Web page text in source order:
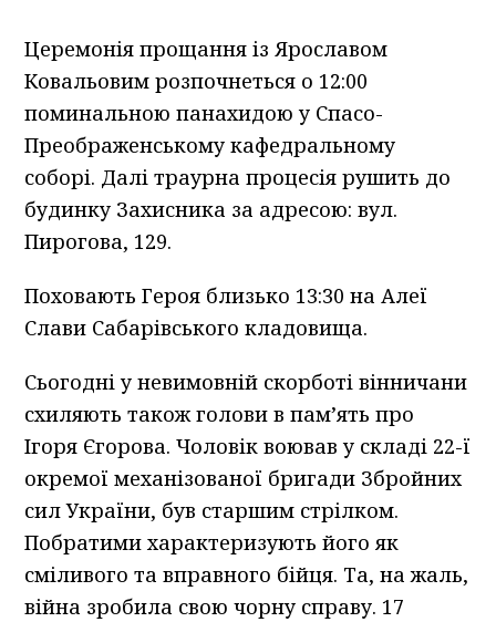
Церемонія прощання із Ярославом
Ковальовим розпочнеться о 12:00
поминальною панахидою у Спасо-
Преображенському кафедральному
соборі. Далі траурна процесія рушить до
будинку Захисника за адресою: вул.
Пирогова, 129.
Поховають Героя близько 13:30 на Алеї
Слави Сабарівського кладовища.
Сьогодні у невимовній скорботі вінничани
схиляють також голови в пам’ять про
Ігоря Єгорова. Чоловік воював у складі 22-ї
окремої механізованої бригади Збройних
сил України, був старшим стрілком.
Побратими характеризують його як
сміливого та вправного бійця. Та, на жаль,
війна зробила свою чорну справу. 17